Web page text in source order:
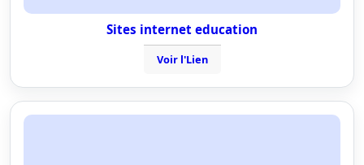
Sites internet education
Voir l'Lien